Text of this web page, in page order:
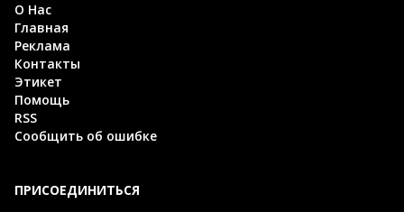
О Нас
Главная
Реклама
Контакты
Этикет
Помощь
RSS
Сообщить об ошибке
ПРИСОЕДИНИТЬСЯ